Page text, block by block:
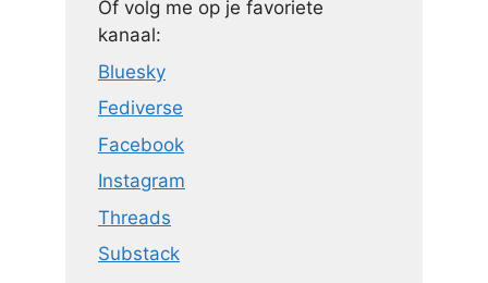
Of volg me op je favoriete
kanaal:
Bluesky
Fediverse
Facebook
Instagram
Threads
Substack